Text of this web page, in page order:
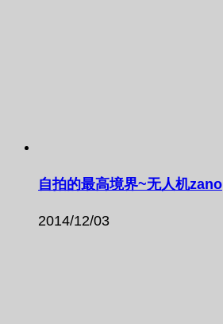
自拍的最高境界~无人机zano
2014/12/03